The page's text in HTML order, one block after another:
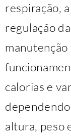
respiração,
regulação
calorias e
altura, peso